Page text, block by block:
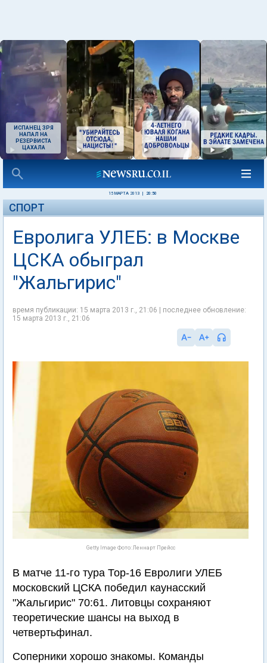
ИСПАНЕЦ ЗРЯ
НАПАЛ НА
РЕЗЕРВИСТА
ЦАХАЛА
15 МАРТА 2013 20:50
СПОРТ
Евролига УЛЕБ: в Москве
ЦСКА обыграл
"Жальгирис"
время публикации: 15 марта 2013 г., 21:06 | последнее обновление:
15 марта 2013 г., 21:06
Getty Image Фото: Леннарт Прейсс
В матче 11-го тура Тор-16 Евролиги УЛЕБ
московский ЦСКА победил каунасский
"Жальгирис" 70:61. Литовцы сохраняют
теоретические шансы на выход в
четвертьфинал.
Соперники хорошо знакомы. Команды